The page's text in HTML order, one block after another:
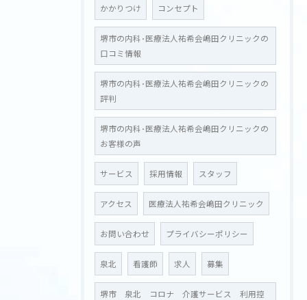
かかりつけ コンセプト
堺市の内科･医療法人祐希会嶋田クリニックの
口コミ情報
堺市の内科･医療法人祐希会嶋田クリニックの
評判
堺市の内科･医療法人祐希会嶋田クリニックの
お客様の声
サービス 採用情報 スタッフ
アクセス 医療法人祐希会嶋田クリニック
お問い合わせ プライバシーポリシー
泉北 看護師 求人 募集
堺市 泉北 コロナ 介護サービス 利用控
お問い合わせはこちら